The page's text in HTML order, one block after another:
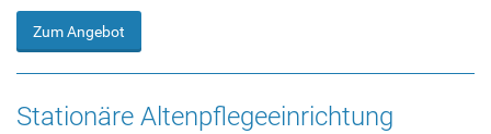
Zum Angebot
Stationäre Altenpflegeeinrichtung